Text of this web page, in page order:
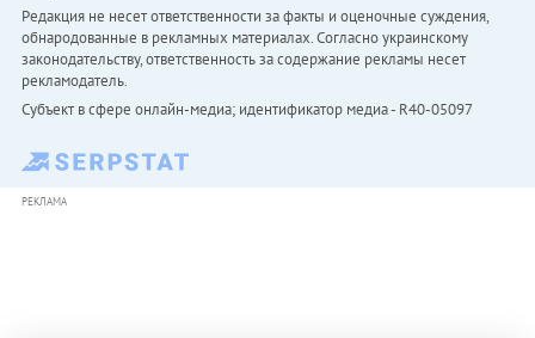
Редакция не несет ответственности за факты и оценочные суждения,
обнародованные в рекламных материалах. Согласно украинскому
законодательству, ответственность за содержание рекламы несет
рекламодатель.
Субъект в сфере онлайн-медиа; идентификатор медиа - R40-05097
РЕКЛАМА